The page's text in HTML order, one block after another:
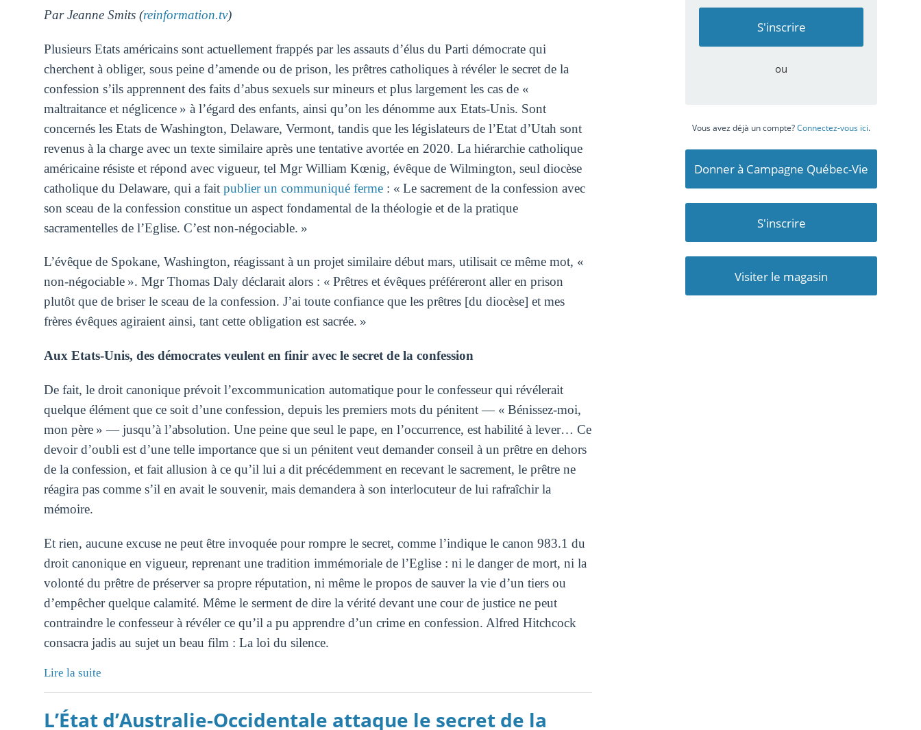
Par Jeanne Smits (reinformation.tv)
Plusieurs Etats américains sont actuellement frappés par les assauts d’élus du Parti démocrate qui
cherchent à obliger, sous peine d’amende ou de prison, les prêtres catholiques à révéler le secret de la
confession s’ils apprennent des faits d’abus sexuels sur mineurs et plus largement les cas de «
maltraitance et néglicence » à l’égard des enfants, ainsi qu’on les dénomme aux Etats-Unis. Sont
concernés les Etats de Washington, Delaware, Vermont, tandis que les législateurs de l’Etat d’Utah sont
revenus à la charge avec un texte similaire après une tentative avortée en 2020. La hiérarchie catholique
américaine résiste et répond avec vigueur, tel Mgr William Kœnig, évêque de Wilmington, seul diocèse
catholique du Delaware, qui a fait publier un communiqué ferme: « Le sacrement de la confession avec
son sceau de la confession constitue un aspect fondamental de la théologie et de la pratique
sacramentelles de l’Eglise. C’est non-négociable. »
L’évêque de Spokane, Washington, réagissant à un projet similaire début mars, utilisait ce même mot, «
non-négociable ». Mgr Thomas Daly déclarait alors : « Prêtres et évêques préféreront aller en prison
plutôt que de briser le sceau de la confession. J’ai toute confiance que les prêtres [du diocèse] et mes
frères évêques agiraient ainsi, tant cette obligation est sacrée. »
Aux Etats-Unis, des démocrates veulent en finir avec le secret de la confession
De fait, le droit canonique prévoit l’excommunication automatique pour le confesseur qui révélerait
quelque élément que ce soit d’une confession, depuis les premiers mots du pénitent — « Bénissez-moi,
mon père » — jusqu’à l’absolution. Une peine que seul le pape, en l’occurrence, est habilité à lever… Ce
devoir d’oubli est d’une telle importance que si un pénitent veut demander conseil à un prêtre en dehors
de la confession, et fait allusion à ce qu’il lui a dit précédemment en recevant le sacrement, le prêtre ne
réagira pas comme s’il en avait le souvenir, mais demandera à son interlocuteur de lui rafraîchir la
mémoire.
Et rien, aucune excuse ne peut être invoquée pour rompre le secret, comme l’indique le canon 983.1 du
droit canonique en vigueur, reprenant une tradition immémoriale de l’Eglise : ni le danger de mort, ni la
volonté du prêtre de préserver sa propre réputation, ni même le propos de sauver la vie d’un tiers ou
d’empêcher quelque calamité. Même le serment de dire la vérité devant une cour de justice ne peut
contraindre le confesseur à révéler ce qu’il a pu apprendre d’un crime en confession. Alfred Hitchcock
consacra jadis au sujet un beau film : La loi du silence.
Lire la suite
L’État d’Australie-Occidentale attaque le secret de la
ou
Vous avez déjà un compte?Connectez-vous ici.
Donner à Campagne Québec-Vie
S'inscrire
Visiter le magasin